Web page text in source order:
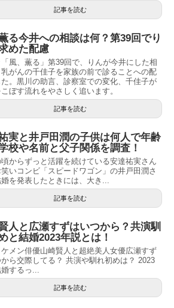
記事を読む
る今井への相談は何？第39回でり
めた配慮
風、薫る」第39回で、りんが今井にした相
がんの千佳子を家族の前で診ることへの配
。黒川の助言、診察室での変化、千佳子が
ぼす流れをやさしく追います。
記事を読む
実と井戸田潤の子供は何人で年齢
校や名前と父子関係を調査！
からずっと活躍を続けている安達祐実さん
笑いコンビ「スピードワゴン」の井戸田潤さ
を発表したときには、大き...
記事を読む
人と広瀬すずはいつから？共演馴
と結婚2023年説とは！
メン俳優山崎賢人と超絶美人女優広瀬すず
ら交際してる？ 共演や馴れ初めは？ 2023
するっ...
記事を読む